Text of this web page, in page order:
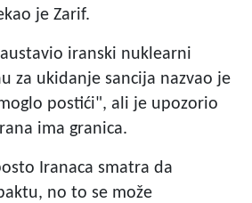
je Zarif.
iranski nuklearni
za ukidanje sancija nazvao je
postići", ali je upozorio
ima granica.
Iranaca smatra da
no to se može